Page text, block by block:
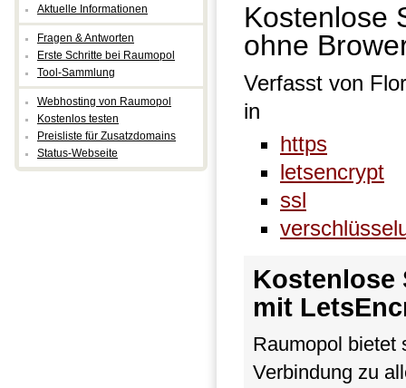
Aktuelle Informationen
Fragen & Antworten
Erste Schritte bei Raumopol
Tool-Sammlung
Webhosting von Raumopol
Kostenlos testen
Preisliste für Zusatzdomains
Status-Webseite
Kostenlose
ohne
Verfasst von
in
https
letsencrypt
ssl
Kostenlose
mit
Raumopol bietet
Verbindung zu